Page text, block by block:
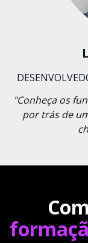
"Conheça os
por trás de